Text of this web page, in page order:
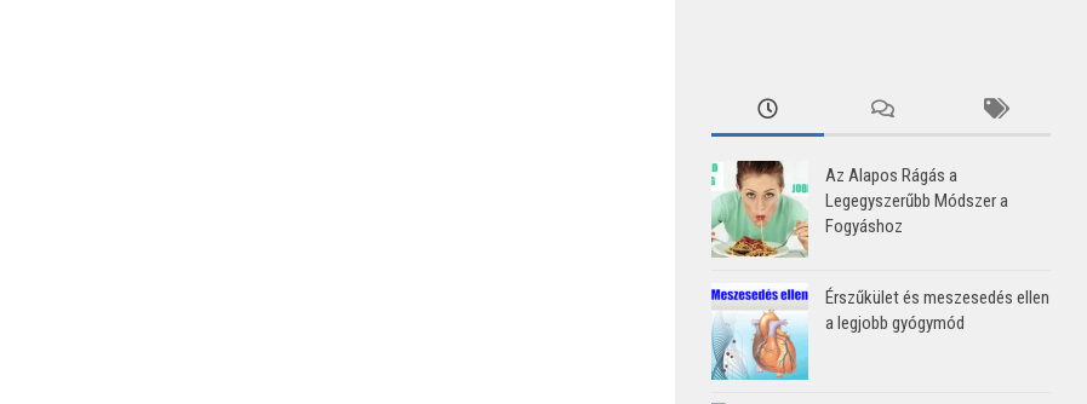
Az Alapos Rágás a
Legegyszerűbb Módszer a
Fogyáshoz
Érszűkület és meszesedés ellen
a legjobb gyógymód